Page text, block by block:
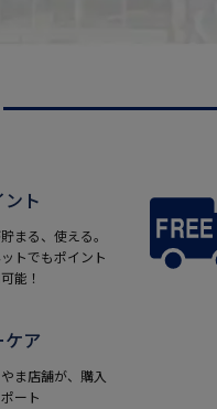
ト
まる、使える。
トでもポイント
能！
ケア
ま店舗が、購入
ート